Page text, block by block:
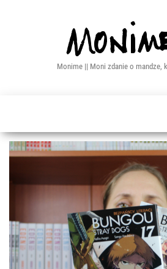
Monime || Moni zdanie o mandze,